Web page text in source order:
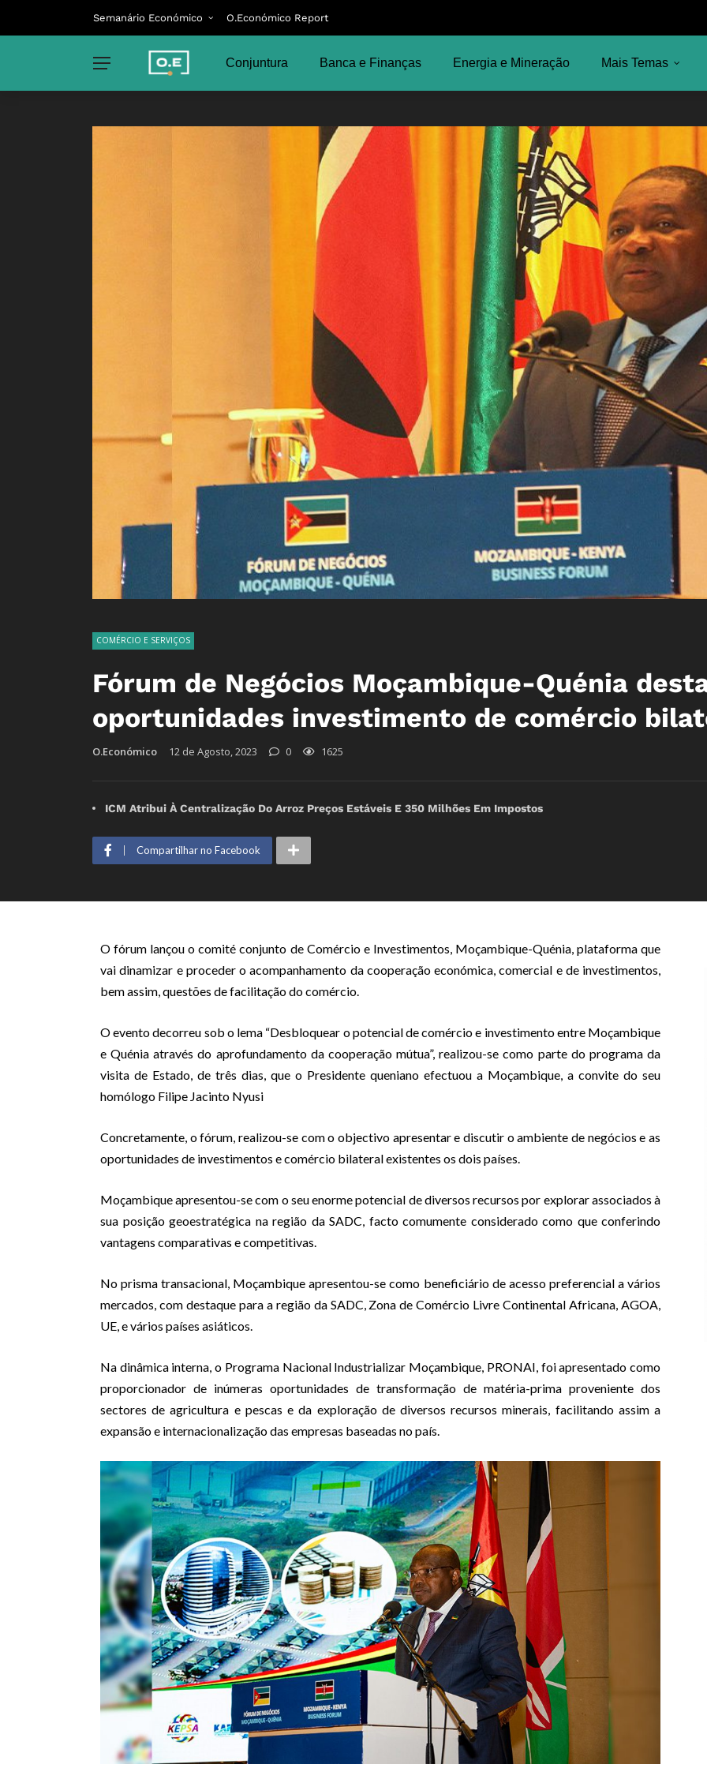
Semanário Económico O.Económico Report
Conjuntura Banca e Finanças Energia e Mineração Mais Temas
COMÉRCIO E SERVIÇOS
Fórum de Negócios Moçambique-Quénia
oportunidades investimento de comércio
O.Económico 12 de Agosto, 2023 0 1625
ICM Atribui À Centralização Do Arroz Preços Estáveis E 350 Milhões Em Impostos
Compartilhar no Facebook
O fórum lançou o comité conjunto de Comércio e Investimentos, Moçambique-Quénia, plataforma que
vai dinamizar e proceder o acompanhamento da cooperação económica, comercial e de investimentos,
bem assim, questões de facilitação do comércio.
O evento decorreu sob o lema “Desbloquear o potencial de comércio e investimento entre Moçambique
e Quénia através do aprofundamento da cooperação mútua”, realizou-se como parte do programa da
visita de Estado, de três dias, que o Presidente queniano efectuou a Moçambique, a convite do seu
homólogo Filipe Jacinto Nyusi
Concretamente, o fórum, realizou-se com o objectivo apresentar e discutir o ambiente de negócios e as
oportunidades de investimentos e comércio bilateral existentes os dois países.
Moçambique apresentou-se com o seu enorme potencial de diversos recursos por explorar associados à
sua posição geoestratégica na região da SADC, facto comumente considerado como que conferindo
vantagens comparativas e competitivas.
No prisma transacional, Moçambique apresentou-se como beneficiário de acesso preferencial a vários
mercados, com destaque para a região da SADC, Zona de Comércio Livre Continental Africana, AGOA,
UE, e vários países asiáticos.
Na dinâmica interna, o Programa Nacional Industrializar Moçambique, PRONAI, foi apresentado como
proporcionador de inúmeras oportunidades de transformação de matéria-prima proveniente dos
sectores de agricultura e pescas e da exploração de diversos recursos minerais, facilitando assim a
expansão e internacionalização das empresas baseadas no país.